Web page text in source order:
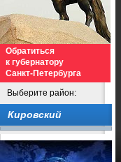
Обратиться
к губернатору
Санкт-Петербурга
Выберите район:
Кировский